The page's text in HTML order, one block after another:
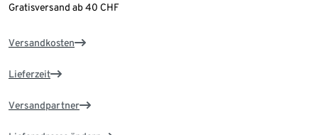
Gratisversand ab 40 CHF
Versandkosten
Lieferzeit
Versandpartner